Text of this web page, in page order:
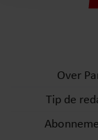
en om ons
informatie over
partners voor
informatie die u
gaat akkoord
gebruiken.
Over
Tip de